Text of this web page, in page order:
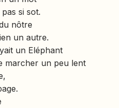
si sot.
nôtre
un autre.
un Eléphant
marcher un peu lent